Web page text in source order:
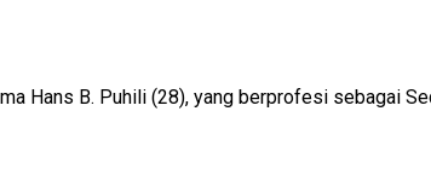
Hans B. Puhili (28), yang berprofesi sebagai